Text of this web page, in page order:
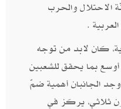
الاحتلال والحرب
.
كان لابد من توجه
أوسع بما يحقق للشعبين
وجد الجانبان أهمية ضمّ
ثلاثي، يركز في